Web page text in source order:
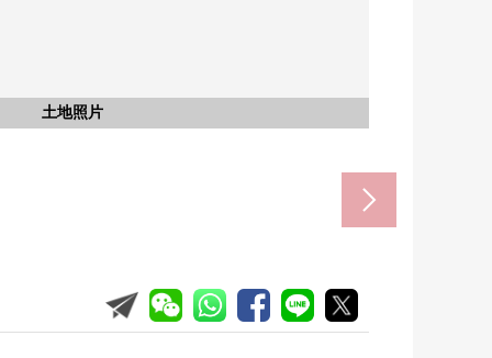
土地照片
土地照片
含有前面道路的外觀
含有前面道路的外觀
土地照片
土地照片
土地照片
矢作店(約1000m)
房橋眼睛店(約550m)
北野小學(約650m)
矢作北中學(約1500m)
崎北野郵局(約650m)